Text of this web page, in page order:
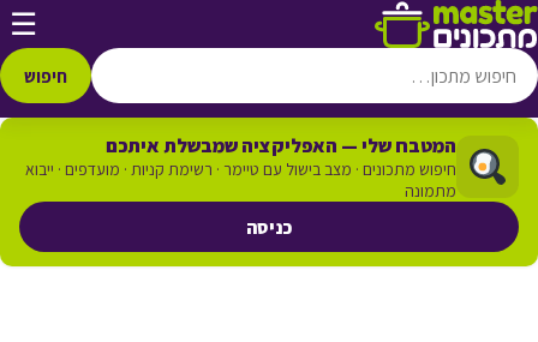
דלג לתוכן ☰
חיפוש
המטבח שלי — האפליקציה שמבשלת איתכם
חיפוש מתכונים · מצב בישול עם טיימר · רשימת קניות · מועדפים · ייבוא
מתמונה
כניסה